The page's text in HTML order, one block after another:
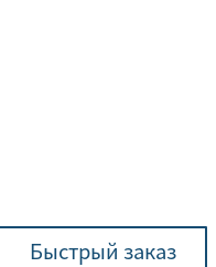
Быстрый заказ